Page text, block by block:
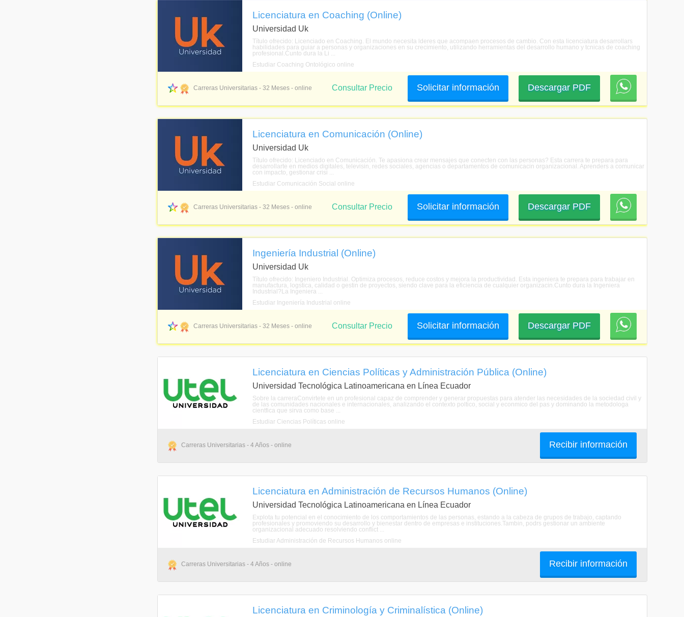
Licenciatura en Coaching (Online)
Universidad Uk
Título ofrecido: Licenciado en Coaching. El mundo necesita lderes que acompaen procesos de cambio. Con esta licenciatura desarrollars
habilidades para guiar a personas y organizaciones en su crecimiento, utilizando herramientas del desarrollo humano y tcnicas de coaching
profesional.Cunto dura la Li ...
Estudiar Coaching Ontológico online
Carreras Universitarias - 32 Meses - online Descargar PDF
Solicitar información
Consultar Precio
Licenciatura en Comunicación (Online)
Universidad Uk
Título ofrecido: Licenciado en Comunicación. Te apasiona crear mensajes que conecten con las personas? Esta carrera te prepara para
desarrollarte en medios digitales, televisin, redes sociales, agencias o departamentos de comunicacin organizacional. Aprenders a comunicar
con impacto, gestionar crisi ...
Estudiar Comunicación Social online
Carreras Universitarias - 32 Meses - online Descargar PDF
Solicitar información
Consultar Precio
Ingeniería Industrial (Online)
Universidad Uk
Título ofrecido: Ingeniero Industrial. Optimiza procesos, reduce costos y mejora la productividad. Esta ingeniera te prepara para trabajar en
manufactura, logstica, calidad o gestin de proyectos, siendo clave para la eficiencia de cualquier organizacin.Cunto dura la Ingeniera
Industrial?La Ingeniera ...
Estudiar Ingeniería Industrial online
Carreras Universitarias - 32 Meses - online Descargar PDF
Solicitar información
Consultar Precio
Licenciatura en Ciencias Políticas y Administración Pública (Online)
Universidad Tecnológica Latinoamericana en Línea Ecuador
Sobre la carreraConvirtete en un profesional capaz de comprender y generar propuestas para atender las necesidades de la sociedad civil y
de las comunidades nacionales e internacionales, analizando el contexto poltico, social y econmico del pas y dominando la metodologa
cientfica que sirva como base ...
Estudiar Ciencias Políticas online
Carreras Universitarias - 4 Años - online Recibir información
Licenciatura en Administración de Recursos Humanos (Online)
Universidad Tecnológica Latinoamericana en Línea Ecuador
Explota tu potencial en el conocimiento de los comportamientos de las personas, estando a la cabeza de grupos de trabajo, captando
profesionales y promoviendo su desarrollo y bienestar dentro de empresas e instituciones.Tambin, podrs gestionar un ambiente
organizacional adecuado resolviendo conflict ...
Estudiar Administración de Recursos Humanos online
Carreras Universitarias - 4 Años - online Recibir información
Licenciatura en Criminología y Criminalística (Online)